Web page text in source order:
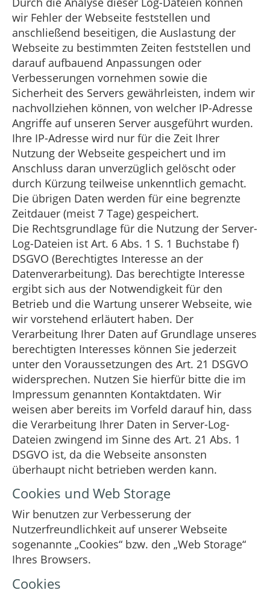
wir Fehler der Webseite feststellen und
anschließend beseitigen, die Auslastung der
Webseite zu bestimmten Zeiten feststellen und
darauf aufbauend Anpassungen oder
Verbesserungen vornehmen sowie die
Sicherheit des Servers gewährleisten, indem wir
nachvollziehen können, von welcher IP-Adresse
Angriffe auf unseren Server ausgeführt wurden.
Ihre IP-Adresse wird nur für die Zeit Ihrer
Nutzung der Webseite gespeichert und im
Anschluss daran unverzüglich gelöscht oder
durch Kürzung teilweise unkenntlich gemacht.
Die übrigen Daten werden für eine begrenzte
Zeitdauer (meist 7 Tage) gespeichert.
Die Rechtsgrundlage für die Nutzung der Server-
Log-Dateien ist Art. 6 Abs. 1 S. 1 Buchstabe f)
DSGVO (Berechtigtes Interesse an der
Datenverarbeitung). Das berechtigte Interesse
ergibt sich aus der Notwendigkeit für den
Betrieb und die Wartung unserer Webseite, wie
wir vorstehend erläutert haben. Der
Verarbeitung Ihrer Daten auf Grundlage unseres
berechtigten Interesses können Sie jederzeit
unter den Voraussetzungen des Art. 21 DSGVO
widersprechen. Nutzen Sie hierfür bitte die im
Impressum genannten Kontaktdaten. Wir
weisen aber bereits im Vorfeld darauf hin, dass
die Verarbeitung Ihrer Daten in Server-Log-
Dateien zwingend im Sinne des Art. 21 Abs. 1
DSGVO ist, da die Webseite ansonsten
überhaupt nicht betrieben werden kann.
Cookies und Web Storage
Wir benutzen zur Verbesserung der
Nutzerfreundlichkeit auf unserer Webseite
sogenannte „Cookies“ bzw. den „Web Storage“
Ihres Browsers.
Cookies